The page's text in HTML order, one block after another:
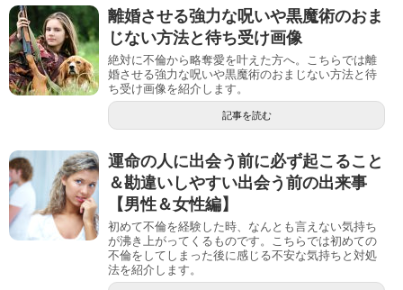
離婚させる強力な呪いや黒魔術のおま
じない方法と待ち受け画像
絶対に不倫から略奪愛を叶えた方へ。こちらでは離
婚させる強力な呪いや黒魔術のおまじない方法と待
ち受け画像を紹介します。
記事を読む
運命の人に出会う前に必ず起こること
＆勘違いしやすい出会う前の出来事
【男性＆女性編】
初めて不倫を経験した時、なんとも言えない気持ち
が沸き上がってくるものです。こちらでは初めての
不倫をしてしまった後に感じる不安な気持ちと対処
法を紹介します。